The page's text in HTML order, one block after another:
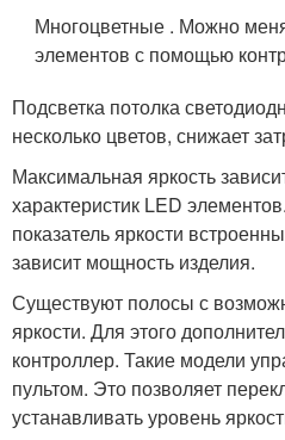
Многоцветные . Можно
элементов с помощью
Подсветка потолка
несколько цветов, снижает
Максимальная яркость
характеристик LED
показатель яркости
зависит мощность изделия.
Существуют полосы с
яркости. Для этого
контроллер. Такие модели
пультом. Это позволяет
устанавливать уровень